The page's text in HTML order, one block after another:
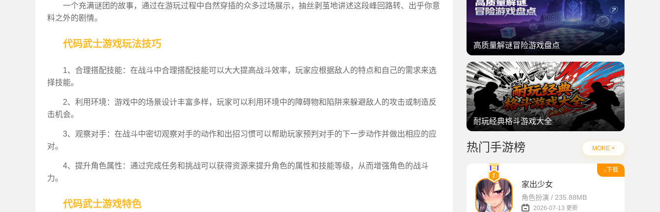
一个充满谜团的故事，通过在游玩过程中自然穿插的众多过场展示，抽丝剥茧地讲述这段峰回路转、出乎你意
料之外的剧情。
代码武士游戏玩法技巧
1、合理搭配技能：在战斗中合理搭配技能可以大大提高战斗效率，玩家应根据敌人的特点和自己的需求来选
择技能。
2、利用环境：游戏中的场景设计丰富多样，玩家可以利用环境中的障碍物和陷阱来躲避敌人的攻击或制造反
击机会。
3、观察对手：在战斗中密切观察对手的动作和出招习惯可以帮助玩家预判对手的下一步动作并做出相应的应
对。
4、提升角色属性：通过完成任务和挑战可以获得资源来提升角色的属性和技能等级，从而增强角色的战斗
力。
代码武士游戏特色
高质量解谜冒险游戏盘点
耐玩经典格斗游戏大全
热门手游榜 MORE +
↓下载
家出少女
角色扮演 / 235.88MB
2026-07-13 更新